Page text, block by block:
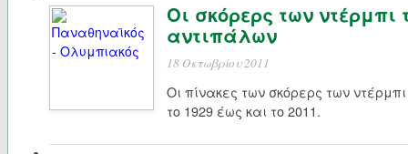
Οι σκόρερς των ντέρμπι
αντιπάλων
18 Οκτωβρίου 2011
Οι πίνακες των σκόρερς των
το 1929 έως και το 2011.